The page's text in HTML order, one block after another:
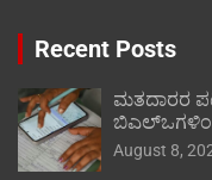
Recent Posts
ಮತದಾರರ
August 8,